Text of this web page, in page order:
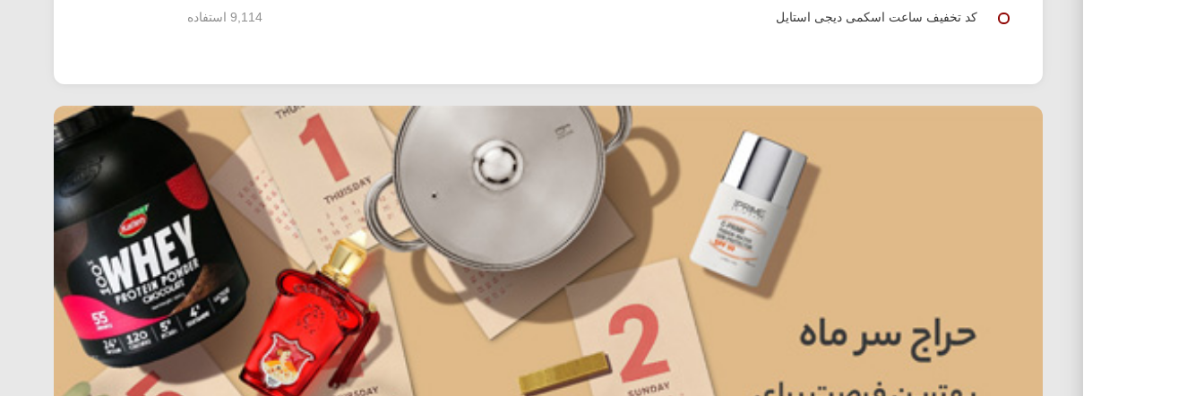
کد تخفیف ساعت اسکمی دیجی استایل
9,114 استفاده